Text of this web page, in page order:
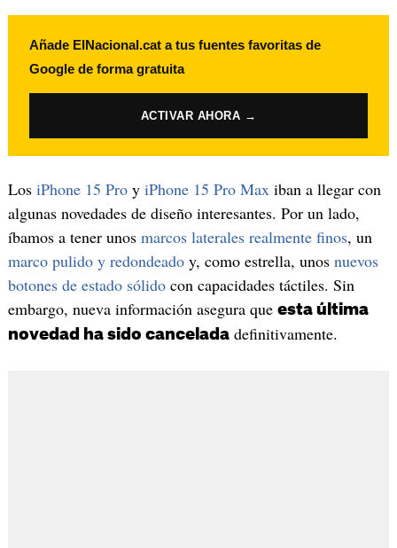
Añade ElNacional.cat a tus fuentes favoritas de
Google de forma gratuita
ACTIVAR AHORA →
Los iPhone 15 Proy iPhone 15 Pro Maxiban a llegar con
algunas novedades de diseño interesantes. Por un lado,
íbamos a tener unos marcos laterales realmente finos, un
marco pulido y redondeadoy, como estrella, unos nuevos
botones de estado sólidocon capacidades táctiles. Sin
embargo, nueva información asegura que esta última
novedad ha sido canceladadefinitivamente.